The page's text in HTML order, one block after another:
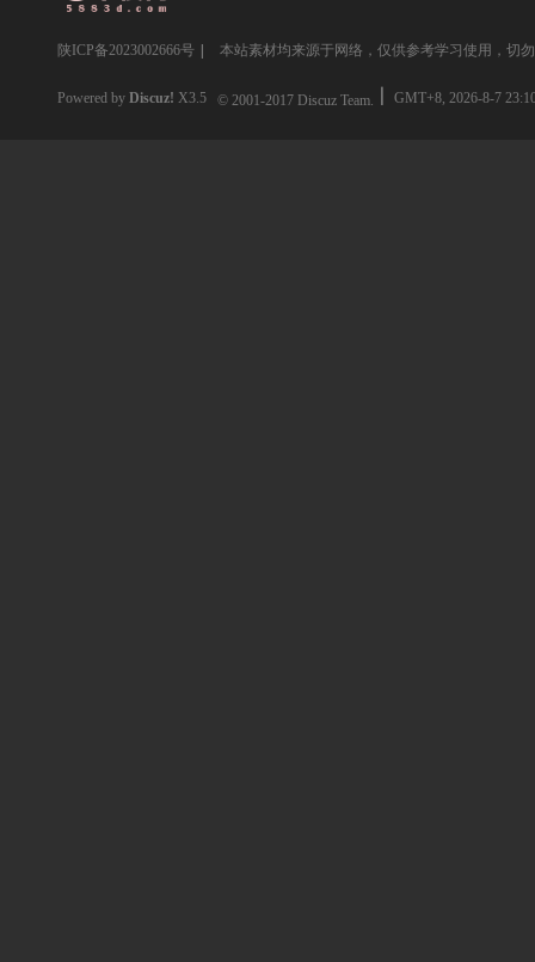
陕ICP备2023002666号 本站素材均来源于网络，仅供参考学习使用，切
Powered by Discuz! X3.5 © 2001-2017 Discuz Team. GMT+8, 2026-8-7